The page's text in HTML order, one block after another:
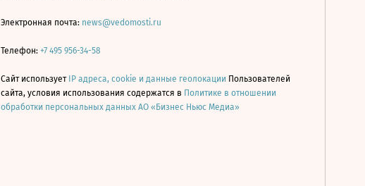
Электронная почта: news@vedomosti.ru
Телефон: +7 495 956-34-58
Сайт использует IP адреса, cookie и данные геолокации Пользователей
сайта, условия использования содержатся в Политике в отношении
обработки персональных данных АО «Бизнес Ньюс Медиа»